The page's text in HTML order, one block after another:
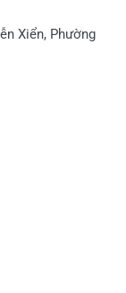
Xiển, Phường